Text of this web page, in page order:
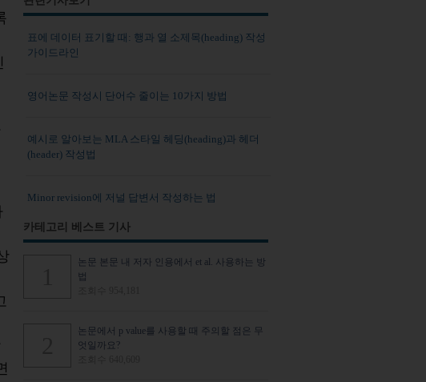
표에 데이터 표기할 때: 행과 열 소제목(heading) 작성
가이드라인
영어논문 작성시 단어수 줄이는 10가지 방법
예시로 알아보는 MLA 스타일 헤딩(heading)과 헤더
(header) 작성법
Minor revision에 저널 답변서 작성하는 법
카테고리 베스트 기사
논문 본문 내 저자 인용에서 et al. 사용하는 방
법
논문에서 p value를 사용할 때 주의할 점은 무
엇일까요?